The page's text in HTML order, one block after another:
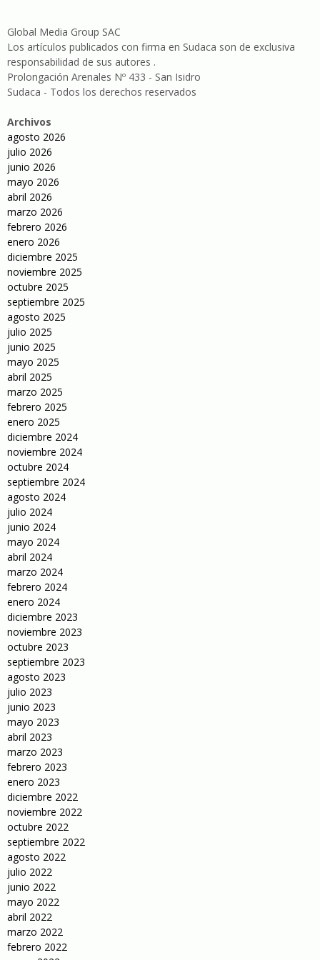
Global Media Group SAC
Los artículos publicados con firma en Sudaca son de exclusiva
responsabilidad de sus autores .
Prolongación Arenales Nº 433 - San Isidro
Sudaca - Todos los derechos reservados
Archivos
agosto 2026
julio 2026
junio 2026
mayo 2026
abril 2026
marzo 2026
febrero 2026
enero 2026
diciembre 2025
noviembre 2025
octubre 2025
septiembre 2025
agosto 2025
julio 2025
junio 2025
mayo 2025
abril 2025
marzo 2025
febrero 2025
enero 2025
diciembre 2024
noviembre 2024
octubre 2024
septiembre 2024
agosto 2024
julio 2024
junio 2024
mayo 2024
abril 2024
marzo 2024
febrero 2024
enero 2024
diciembre 2023
noviembre 2023
octubre 2023
septiembre 2023
agosto 2023
julio 2023
junio 2023
mayo 2023
abril 2023
marzo 2023
febrero 2023
enero 2023
diciembre 2022
noviembre 2022
octubre 2022
septiembre 2022
agosto 2022
julio 2022
junio 2022
mayo 2022
abril 2022
marzo 2022
febrero 2022